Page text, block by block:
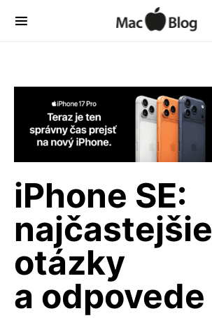
iPhone SE:
najčastejšie
otázky
a odpovede